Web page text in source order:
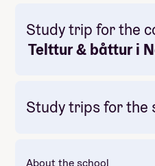
Study trip for the
Telttur & båttur i
Study trips for the